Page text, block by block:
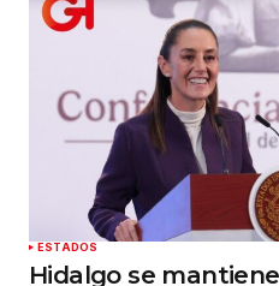
ESTADOS
Hidalgo se